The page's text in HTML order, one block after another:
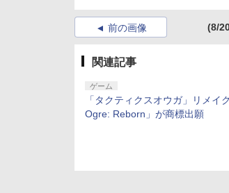
前の画像 (8/
関連記事
ゲーム
「タクティクスオウガ」リメイ
Ogre: Reborn」が商標出願